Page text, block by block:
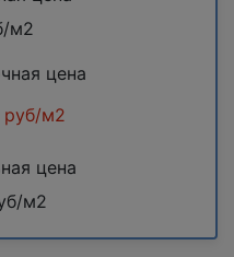
м2
цена
руб/м2
цена
м2